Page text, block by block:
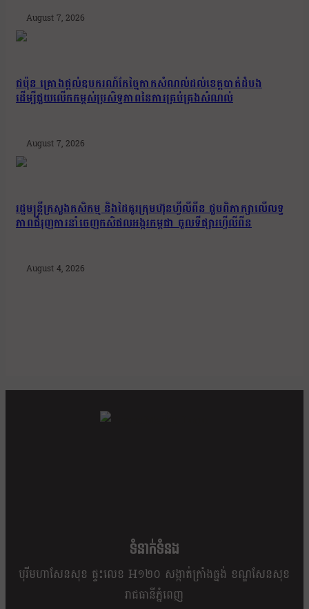
August 7, 2026
ជប៉ុន គ្រោងផ្តល់ឧបករណ៍កែច្នៃកាកសំណល់ដល់ខេត្តបាត់ដំបង
ដើម្បីជួយលើកកម្ពស់ប្រសិទ្ធភាពនៃការគ្រប់គ្រងសំណល់
August 7, 2026
រដ្ឋមន្រ្តីក្រសួងកសិកម្ម និងដៃគូរក្រុមហ៊ុនហ្វីលីពីន ជួបពិភាក្សាលើលទ្ធ
ភាពជំរុញការនាំចេញកសិផលអង្ករកម្ពុជា ចូលទីផ្សារហ្វីលីពីន
August 4, 2026
ទំនាក់ទំនង
បុរីមហាសែនសុខ ផ្ទះលេខ H១២០ សង្កាត់ក្រាំងធ្នង់ ខណ្ឌសែនសុខ
រាជធានីភ្នំពេញ